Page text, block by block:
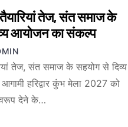
तेज, संत समाज के
आयोजन का संकल्प
तेज, संत समाज के सहयोग से दिव्य
हरिद्वार कुंभ मेला 2027 को
देने के…